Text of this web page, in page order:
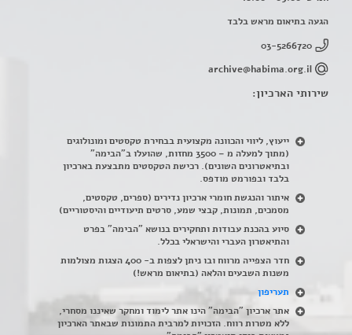
הגעה בתיאום מראש בלבד
03-5266720
archive@habima.org.il
שירותי הארכיון:
ייעוץ, ליווי והכוונה מקצועית בבחירת טקסטים ומונולוגים
(מתוך למעלה מ – 3500 מחזות, שהועלו ב"הבימה"
ובתיאטרונים השונים). רכישת הטקסטים מתבצעת בארכיון
בלבד ובפורמט מודפס.
איתור והנגשת חומרי ארכיון נדירים (ספרים, טקסטים,
מסמכים, תמונות, קבצי שמע, סרטים תיעודיים והיסטוריים)
סיוע בהכנת עבודות ותחקירים בנושא "הבימה" בפרט
והתיאטרון העברי והישראלי בכלל.
חדר הצפייה מרווח ובו ניתן לצפות ב- 400 הצגות מצולמות
משנות השבעים והלאה (בתיאום מראש!)
תעריפון
אתר ארכיון "הבימה" הינו אתר לימוד ומחקר שאיננו מסחרי,
ללא מטרות רווח. הזכויות למרבית התמונות שבאתר הארכיון